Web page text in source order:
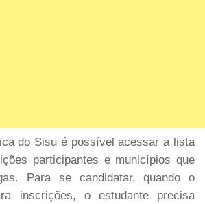
do Sisu é possível acessar a lista
participantes e municípios que
Para se candidatar, quando o
inscrições, o estudante precisa